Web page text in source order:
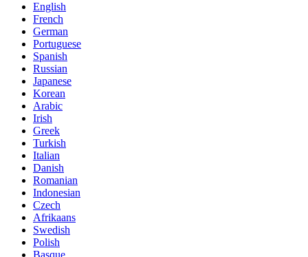
English
French
German
Portuguese
Spanish
Russian
Japanese
Korean
Arabic
Irish
Greek
Turkish
Italian
Danish
Romanian
Indonesian
Czech
Afrikaans
Swedish
Polish
Basque